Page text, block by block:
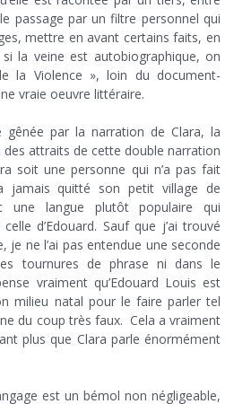
passage par un filtre personnel qui
mettre en avant certains faits, en
la veine est autobiographique, on
la Violence », loin du document-
vraie oeuvre littéraire.
gênée par la narration de Clara, la
des attraits de cette double narration
soit une personne qui n’a pas fait
jamais quitté son petit village de
une langue plutôt populaire qui
d’Edouard. Sauf que j’ai trouvé
je ne l’ai pas entendue une seconde
tournures de phrase ni dans le
vraiment qu’Edouard Louis est
milieu natal pour le faire parler tel
du coup très faux. Cela a vraiment
plus que Clara parle énormément
est un bémol non négligeable,